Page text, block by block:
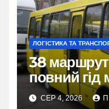
ЛОГІСТИКА ТА
38
повний гід
міста
СЕР 4, 2026